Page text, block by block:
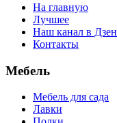
На главную
Лучшее
Наш канал в Дзен
Контакты
Мебель
Мебель для сада
Лавки